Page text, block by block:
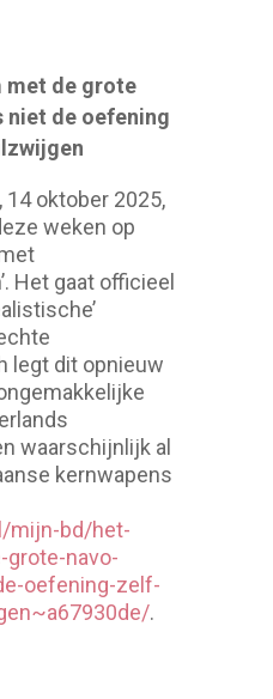
met de grote
niet de oefening
14 oktober 2025,
weken op
Het gaat officieel
legt dit opnieuw
waarschijnlijk al
kernwapens
mijn-bd/het-
grote-navo-
oefening-zelf-
.